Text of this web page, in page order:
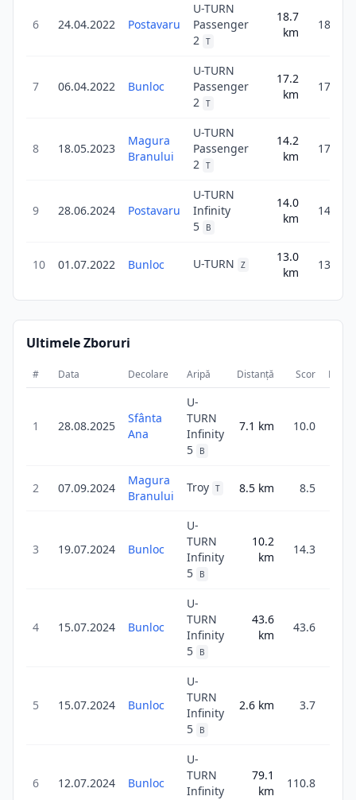
6 24.04.2022 Postavaru
U-TURN
Passenger
2 T
18.7
km
18.7
7 06.04.2022 Bunloc
U-TURN
Passenger
2 T
17.2
km
17.2
8 18.05.2023
Magura
Branului
U-TURN
Passenger
2 T
14.2
km
17.1
9 28.06.2024 Postavaru
U-TURN
Infinity
5
B
14.0
km
14.0
10 01.07.2022 Bunloc U-TURN Z
13.0
km
13.0
Ultimele Zboruri
# Data Decolare Aripă Distanță Scor
1 28.08.2025
Sfânta
Ana
U-
TURN
Infinity
5
B
7.1 km 10.0
2 07.09.2024
Magura
Branului
Troy T 8.5 km 8.5
3 19.07.2024 Bunloc
U-
TURN
Infinity
5
B
10.2
km
14.3
4 15.07.2024 Bunloc
U-
TURN
Infinity
5
B
43.6
km
43.6
5 15.07.2024 Bunloc
U-
TURN
Infinity
5
B
2.6 km 3.7
6 12.07.2024 Bunloc
U-
TURN
Infinity
79.1
km
110.8